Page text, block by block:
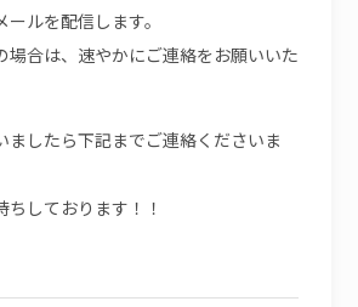
ルを配信します。
場合は、速やかにご連絡をお願いいた
ましたら下記までご連絡くださいま
しております！！